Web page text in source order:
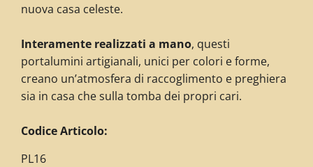
nuova casa celeste.
Interamente realizzati a mano, questi
portalumini artigianali, unici per colori e forme,
creano un’atmosfera di raccoglimento e preghiera
sia in casa che sulla tomba dei propri cari.
Codice Articolo:
PL16